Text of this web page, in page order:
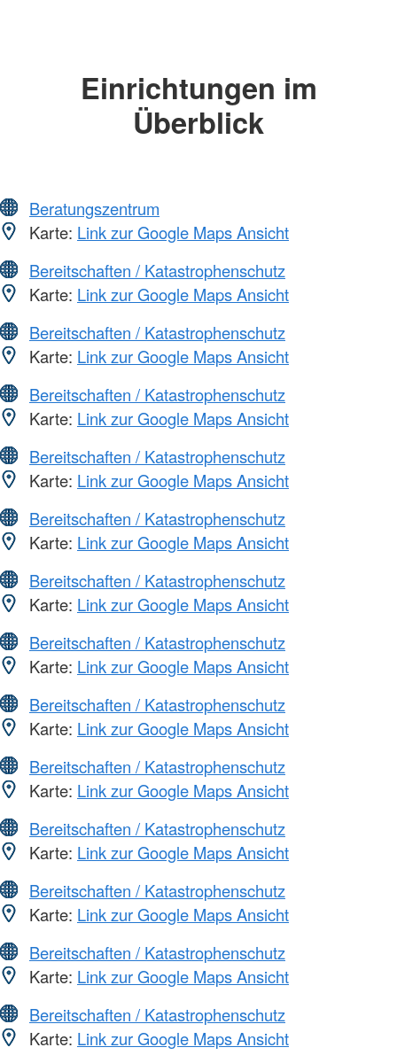
Einrichtungen im
Überblick
Beratungszentrum
Karte: Link zur Google Maps Ansicht
Bereitschaften / Katastrophenschutz
Karte: Link zur Google Maps Ansicht
Bereitschaften / Katastrophenschutz
Karte: Link zur Google Maps Ansicht
Bereitschaften / Katastrophenschutz
Karte: Link zur Google Maps Ansicht
Bereitschaften / Katastrophenschutz
Karte: Link zur Google Maps Ansicht
Bereitschaften / Katastrophenschutz
Karte: Link zur Google Maps Ansicht
Bereitschaften / Katastrophenschutz
Karte: Link zur Google Maps Ansicht
Bereitschaften / Katastrophenschutz
Karte: Link zur Google Maps Ansicht
Bereitschaften / Katastrophenschutz
Karte: Link zur Google Maps Ansicht
Bereitschaften / Katastrophenschutz
Karte: Link zur Google Maps Ansicht
Bereitschaften / Katastrophenschutz
Karte: Link zur Google Maps Ansicht
Bereitschaften / Katastrophenschutz
Karte: Link zur Google Maps Ansicht
Bereitschaften / Katastrophenschutz
Karte: Link zur Google Maps Ansicht
Bereitschaften / Katastrophenschutz
Karte: Link zur Google Maps Ansicht